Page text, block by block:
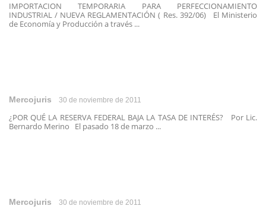
IMPORTACION TEMPORARIA PARA PERFECCIONAMIENTO
INDUSTRIAL / NUEVA REGLAMENTACIÓN ( Res. 392/06) El Ministerio
de Economía y Producción a través ...
Mercojuris 30 de noviembre de 2011
¿POR QUÉ LA RESERVA FEDERAL BAJA LA TASA DE INTERÉS? Por Lic.
Bernardo Merino El pasado 18 de marzo ...
Mercojuris 30 de noviembre de 2011